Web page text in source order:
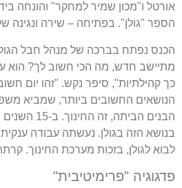
אורטל ו"מכון שמיר למחקר" והונחה
הספר "גולן". בפתיחה – שירה ונגינה
הכנס נפתח בברכה של מנהל חבל
מתיישב חדש, מה הכי חשוב לך? הוא
כך קהילתיות", סיפר נקש. "זהו יום
הנושאים החשובים ביותר, שמביא
הבנים
בנושא הזה בגולן. נעשתה עבודה
לבוא לגולן, בזכות מערכת החינוך.
פדגוגיה "פרימיטיבית"